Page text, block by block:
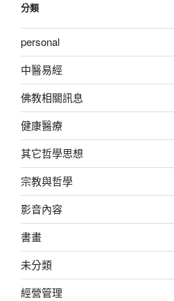
分類
personal
中醫易經
佛教相關訊息
健康醫療
其它哲學思想
宗教與哲學
影音內容
書畫
未分類
經營管理